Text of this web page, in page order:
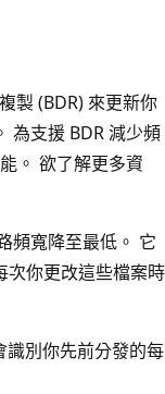
製 (BDR) 來更新你
為支援 BDR 減少頻
。 欲了解更多資
頻寬降至最低。 它
次你更改這些檔案時
別你先前分發的每